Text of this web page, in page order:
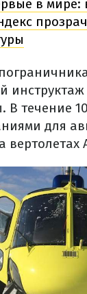
в мире:
В течение
для
вертолетах